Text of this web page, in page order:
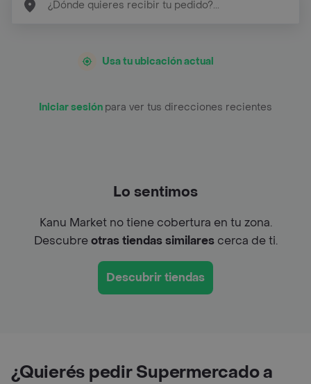
Usa tu ubicación actual
Iniciar sesión para ver tus direcciones recientes
Lo sentimos
Kanu Market no tiene cobertura en tu zona.
Descubreotras tiendas similarescerca de ti.
Descubrir tiendas
¿Quierés pedir Supermercado a